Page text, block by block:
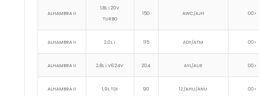
ALHAMBRA II
1,8L i 20V
TURBO
150 AWC/AJH 00>
ALHAMBRA II 2,0L i 115 ADY/ATM 00>
ALHAMBRA II 2,8L i V6 24V 204 AYL/AUE 00>
ALHAMBRA II 1,9L TDI 90 1Z/AHU/ANU 00>